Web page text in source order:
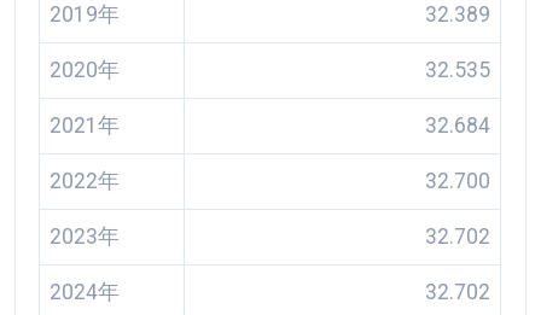
2019年 32.389
2020年 32.535
2021年 32.684
2022年 32.700
2023年 32.702
2024年 32.702